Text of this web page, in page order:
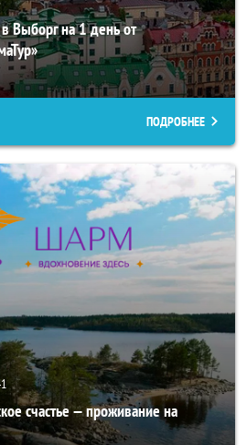
Выборг на 1 день от
ПОДРОБНЕЕ
счастье — проживание на